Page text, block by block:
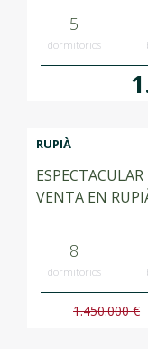
5
dormitorios
RUPIÀ
VENTA EN
8
dormitorios
1.450.000 €